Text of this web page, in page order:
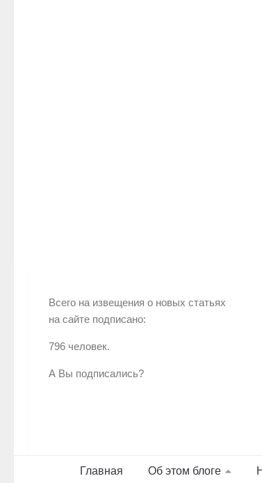
Всего на извещения о новых статьях
на сайте подписано:
796 человек.
А Вы подписались?
Главная Об этом блоге